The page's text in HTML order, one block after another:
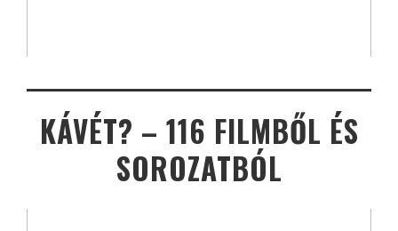
KÁVÉT? – 116 FILMBŐL ÉS
SOROZATBÓL